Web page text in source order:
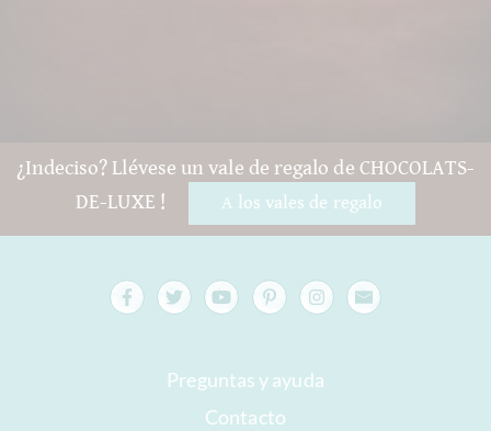
¿Indeciso? Llévese un vale de regalo de CHOCOLATS-
DE-LUXE !
A los vales de regalo
Preguntas y ayuda
Contacto